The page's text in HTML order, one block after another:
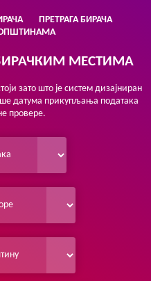
ПРЕТРАГА БИРАЧА
ОПШТИНАМА
МЕСТИМА
зато што је систем дизајниран
датума прикупљања података
провере.